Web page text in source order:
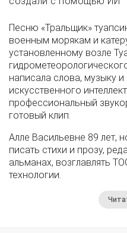
Песню «Тральщик»
военным морякам и
установленному возле
написала слова, музыку
искусственного
профессиональный
готовый клип.
Алле Васильевне 89 лет,
писать стихи и прозу,
альманах, возглавлять
технологии.